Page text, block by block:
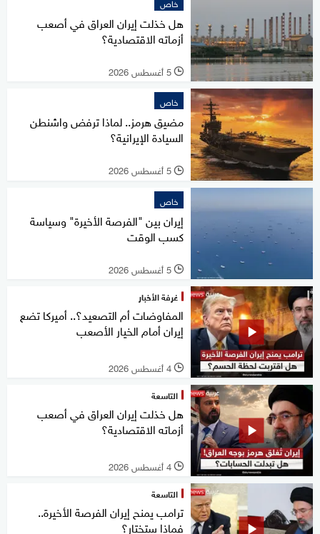
هل خذلت إيران العراق في أصعب
أزماته الاقتصادية؟
l 5 أغسطس 2026
خاص
مضيق هرمز.. لماذا ترفض واشنطن
السيادة الإيرانية؟
l 5 أغسطس 2026
خاص
إيران بين "الفرصة الأخيرة" وسياسة
كسب الوقت
l 5 أغسطس 2026
غرفة الأخبار
المفاوضات أم التصعيد؟.. أميركا تضع
إيران أمام الخيار الأصعب
l 4 أغسطس 2026
التاسعة
هل خذلت إيران العراق في أصعب
أزماته الاقتصادية؟
l 4 أغسطس 2026
التاسعة
ترامب يمنح إيران الفرصة الأخيرة..
فماذا ستختار؟